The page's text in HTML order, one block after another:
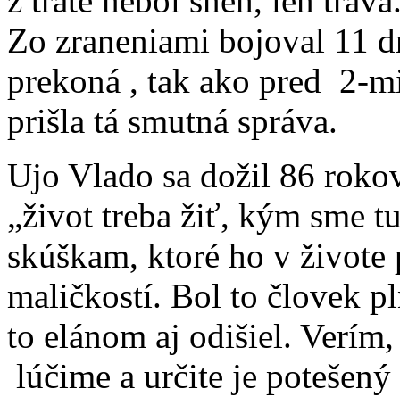
Zo zraneniami bojoval 11
prekoná , tak ako pred 2-
prišla tá smutná správa.
Ujo Vlado sa dožil 86
„život treba žiť, kým sme
skúškam, ktoré ho v
maličkostí. Bol to človek
to elánom aj odišiel. Verím,
lúčime a určite je